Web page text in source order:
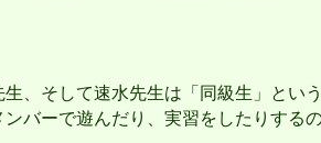
、そして速水先生は「同級生」と
バーで遊んだり、実習をしたりする